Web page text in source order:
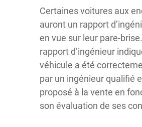
Certaines voitures aux
auront un rapport
en vue sur leur pare-
rapport d’ingénieur
véhicule a été
par un ingénieur qualifié
proposé à la vente en
son évaluation de ses